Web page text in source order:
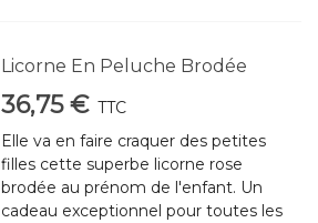
Licorne En Peluche Brodée
36,75 € TTC
Elle va en faire craquer des petites
filles cette superbe licorne rose
brodée au prénom de l'enfant. Un
cadeau exceptionnel pour toutes les